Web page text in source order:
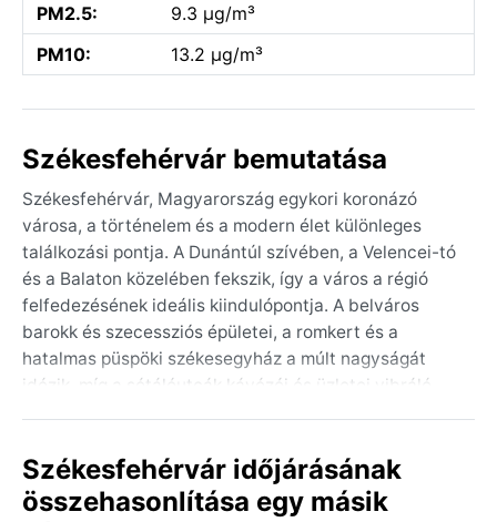
PM2.5:
9.3 µg/m³
PM10:
13.2 µg/m³
Székesfehérvár bemutatása
Székesfehérvár, Magyarország egykori koronázó
városa, a történelem és a modern élet különleges
találkozási pontja. A Dunántúl szívében, a Velencei-tó
és a Balaton közelében fekszik, így a város a régió
felfedezésének ideális kiindulópontja. A belváros
barokk és szecessziós épületei, a romkert és a
hatalmas püspöki székesegyház a múlt nagyságát
idézik, míg a sétálóutcák kávézói és üzletei vibráló
nedves kontinentális klímába tartozik. A nyarak
kifejezetten melegek, a júliusi átlaghőmérséklet
Székesfehérvár időjárásának
összehasonlítása egy másik